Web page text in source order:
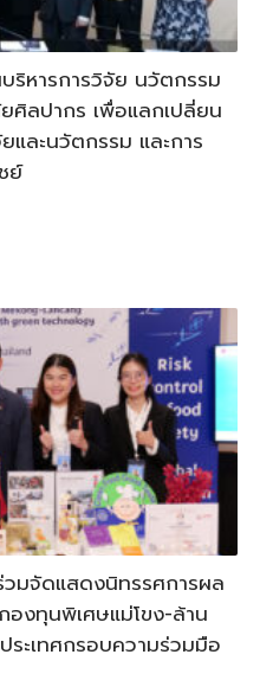
ริหารการวิจัย นวัตกรรม
ศิลปากร เพื่อแลกเปลี่ยน
และนวัตกรรม และการ
ย์
วมจัดแสดงนิทรรศการผล
องทุนพิเศษแม่โขง-ล้าน
ระเทศกรอบความร่วมมือ